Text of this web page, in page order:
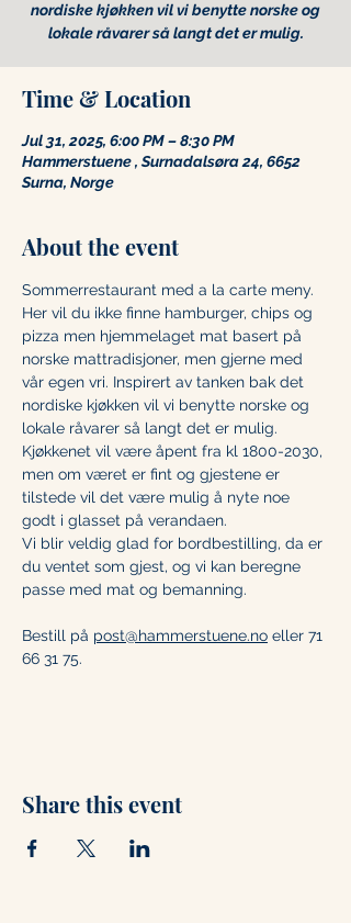
nordiske kjøkken vil vi benytte norske og
lokale råvarer så langt det er mulig.
Time & Location
Jul 31, 2025, 6:00 PM – 8:30 PM
Hammerstuene , Surnadalsøra 24, 6652
Surna, Norge
About the event
Sommerrestaurant med a la carte meny.
Her vil du ikke finne hamburger, chips og
pizza men hjemmelaget mat basert på
norske mattradisjoner, men gjerne med
vår egen vri. Inspirert av tanken bak det
nordiske kjøkken vil vi benytte norske og
lokale råvarer så langt det er mulig.
Kjøkkenet vil være åpent fra kl 1800-2030,
men om været er fint og gjestene er
tilstede vil det være mulig å nyte noe
godt i glasset på verandaen.
Vi blir veldig glad for bordbestilling, da er
du ventet som gjest, og vi kan beregne
passe med mat og bemanning.
Bestill på post@hammerstuene.no eller 71
66 31 75.
Share this event